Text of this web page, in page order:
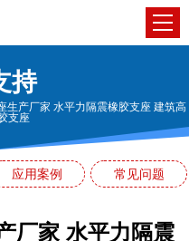
持
生产厂家 水平力隔震橡胶支座 建筑高
支座
应用案例 常见问题
厂家 水平力隔震